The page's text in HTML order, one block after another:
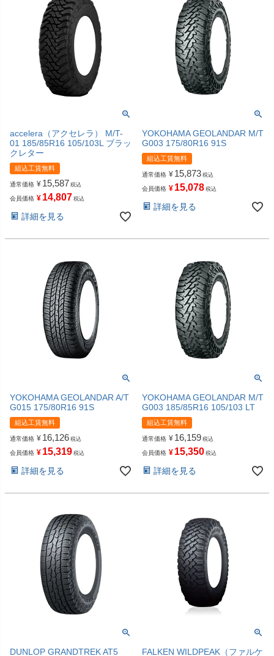
accelera（アクセレラ） M/T-
01 185/85R16 105/103L ブラッ
クレター
組込工賃無料
通常価格 ¥ 15,587 税込
会員価格 ¥ 14,807 税込
詳細を見る
YOKOHAMA GEOLANDAR M/T
G003 175/80R16 91S
組込工賃無料
通常価格 ¥ 15,873 税込
会員価格 ¥ 15,078 税込
詳細を見る
YOKOHAMA GEOLANDAR A/T
G015 175/80R16 91S
組込工賃無料
通常価格 ¥ 16,126 税込
会員価格 ¥ 15,319 税込
詳細を見る
YOKOHAMA GEOLANDAR M/T
G003 185/85R16 105/103 LT
組込工賃無料
通常価格 ¥ 16,159 税込
会員価格 ¥ 15,350 税込
詳細を見る
DUNLOP GRANDTREK AT5
FALKEN WILDPEAK（ファルケ